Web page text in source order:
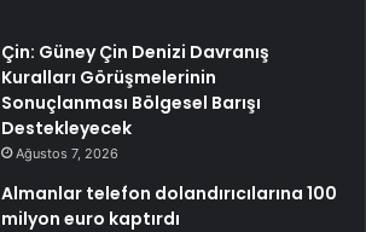
Çin: Güney Çin Denizi Davranış
Kuralları Görüşmelerinin
Sonuçlanması Bölgesel Barışı
Destekleyecek
Ağustos 7, 2026
Almanlar telefon dolandırıcılarına 100
milyon euro kaptırdı